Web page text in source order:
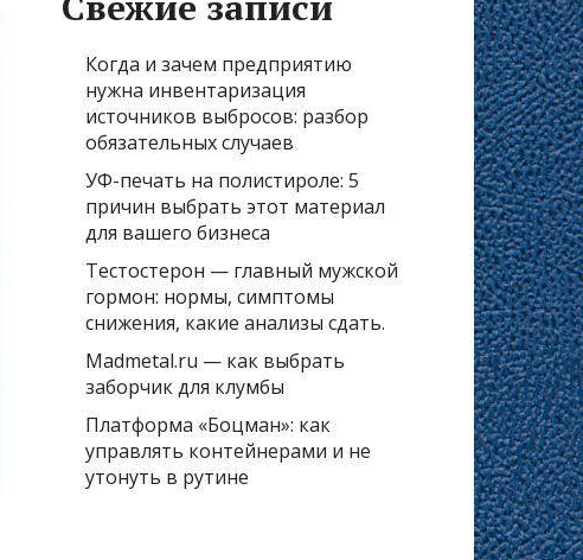
Когда и зачем предприятию
нужна инвентаризация
источников выбросов: разбор
обязательных случаев
УФ-печать на полистироле: 5
причин выбрать этот материал
для вашего бизнеса
Тестостерон — главный мужской
гормон: нормы, симптомы
снижения, какие анализы сдать.
Madmetal.ru — как выбрать
заборчик для клумбы
Платформа «Боцман»: как
управлять контейнерами и не
утонуть в рутине